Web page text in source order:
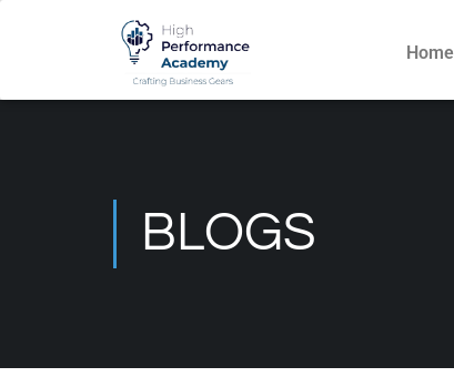
Home
BLOGS